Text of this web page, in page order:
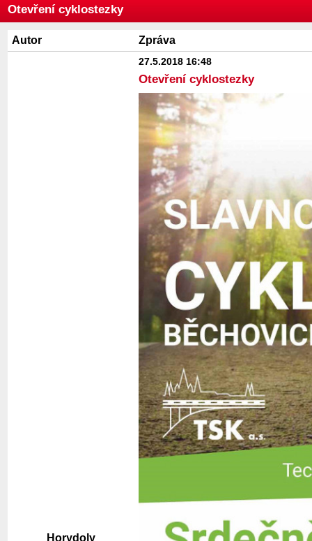
Otevření cyklostezky
Autor Zpráva
Horydoly
27.5.2018 16:48
Otevření cyklostezky